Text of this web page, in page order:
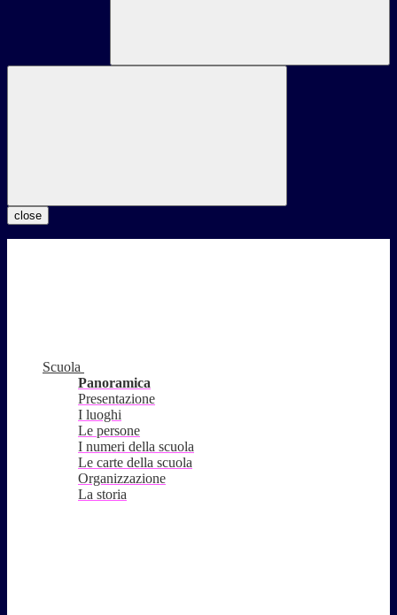
close
Scuola
Panoramica
Presentazione
I luoghi
Le persone
I numeri della scuola
Le carte della scuola
Organizzazione
La storia